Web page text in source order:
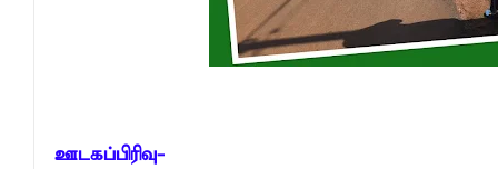
தென்கிழக்குப் பல்கலையில் மூன்று
நினைவுப் பதக்கங்கள் மற்றும் சிறப்புப்
ஊடகப்பிரிவு-